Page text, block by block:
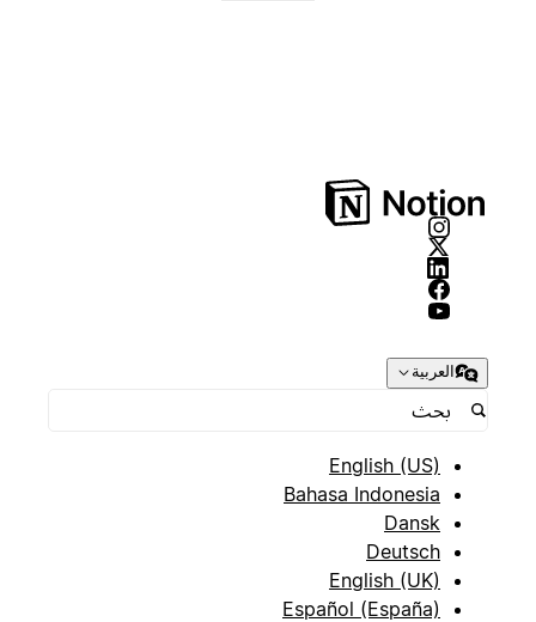
العربية
English (US)
Bahasa Indonesia
Dansk
Deutsch
English (UK)
Español (España)